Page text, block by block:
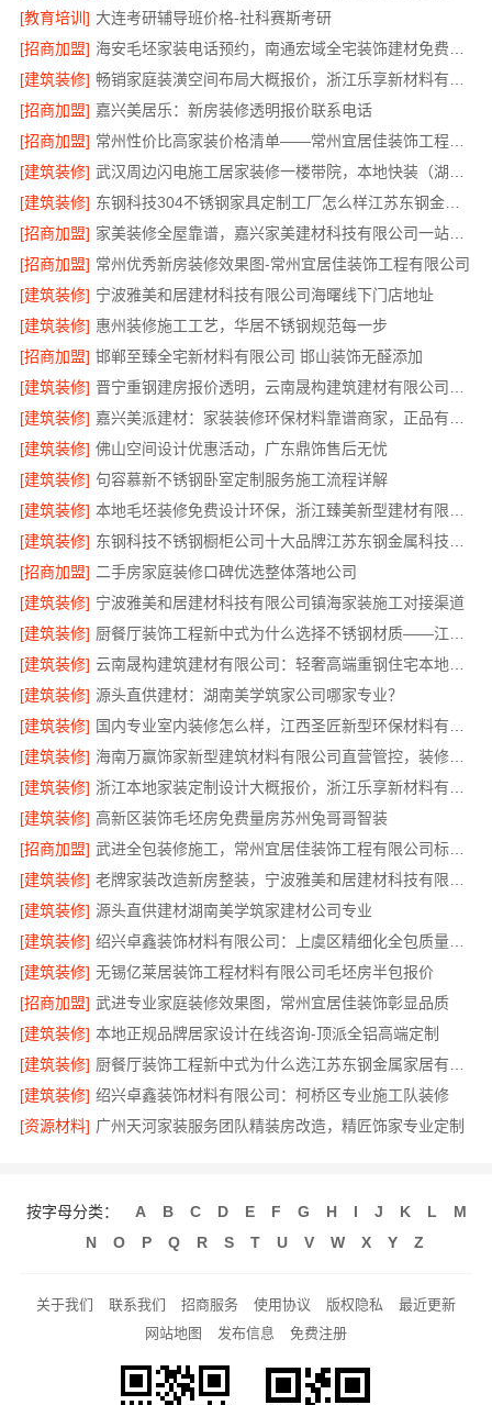
[教育培训] 大连考研辅导班价格-社科赛斯考研
[招商加盟]
[建筑装修]
[招商加盟] 嘉兴美居乐：新房装修透明报价联系电话
[招商加盟]
常州性价比高家装价格清单——常州宜居佳装饰工程有限公司分享
[建筑装修]
[建筑装修]
东钢科技304不锈钢家具定制工厂怎么样江苏东钢金属科技有限公司
[招商加盟]
家美装修全屋靠谱，嘉兴家美建材科技有限公司一站式省心
[招商加盟] 常州优秀新房装修效果图-常州宜居佳装饰工程有限公司
[建筑装修] 宁波雅美和居建材科技有限公司海曙线下门店地址
[建筑装修] 惠州装修施工工艺，华居不锈钢规范每一步
[招商加盟] 邯郸至臻全宅新材料有限公司 邯山装饰无醛添加
[建筑装修]
[建筑装修]
[建筑装修] 佛山空间设计优惠活动，广东鼎饰售后无忧
[建筑装修] 句容慕新不锈钢卧室定制服务施工流程详解
[建筑装修]
[建筑装修]
[招商加盟] 二手房家庭装修口碑优选整体落地公司
[建筑装修] 宁波雅美和居建材科技有限公司镇海家装施工对接渠道
[建筑装修]
[建筑装修]
[建筑装修] 源头直供建材：湖南美学筑家公司哪家专业？
[建筑装修]
[建筑装修]
海南万赢饰家新型建筑材料有限公司直营管控，装修成本透明不踩坑
[建筑装修]
[建筑装修] 高新区装饰毛坯房免费量房苏州兔哥哥智装
[招商加盟]
武进全包装修施工，常州宜居佳装饰工程有限公司标准化管控
[建筑装修]
[建筑装修] 源头直供建材湖南美学筑家建材公司专业
[建筑装修]
绍兴卓鑫装饰材料有限公司：上虞区精细化全包质量有保障
[建筑装修] 无锡亿莱居装饰工程材料有限公司毛坯房半包报价
[招商加盟] 武进专业家庭装修效果图，常州宜居佳装饰彰显品质
[建筑装修] 本地正规品牌居家设计在线咨询-顶派全铝高端定制
[建筑装修]
[建筑装修] 绍兴卓鑫装饰材料有限公司：柯桥区专业施工队装修
[资源材料] 广州天河家装服务团队精装房改造，精匠饰家专业定制
按字母分类： A B C D E F G H I J K L
M
N
O P Q R S T U V W X Y Z
关于我们 联系我们 招商服务 使用协议 版权隐私
最近更新
网站地图
发布信息 免费注册